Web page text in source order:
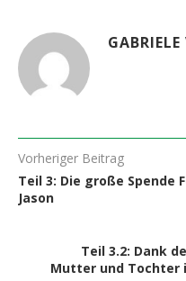
Vorheriger Beitrag
Teil 3: Die große Spende
Jason
Teil 3.2: Dank
Mutter und Tochter